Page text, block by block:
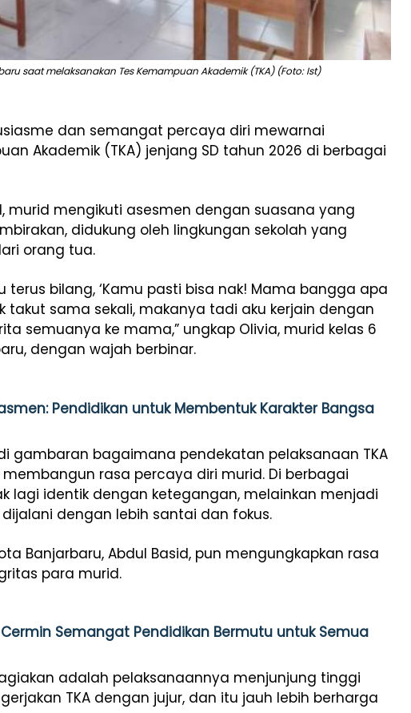
saat melaksanakan Tes Kemampuan Akademik (TKA) (Foto: Ist)
dan semangat percaya diri mewarnai
Akademik (TKA) jenjang SD tahun 2026 di berbagai
murid mengikuti asesmen dengan suasana yang
didukung oleh lingkungan sekolah yang
orang tua.
terus bilang, ‘Kamu pasti bisa nak! Mama bangga apa
takut sama sekali, makanya tadi aku kerjain dengan
semuanya ke mama,” ungkap Olivia, murid kelas 6
dengan wajah berbinar.
Pendidikan untuk Membentuk Karakter Bangsa
gambaran bagaimana pendekatan pelaksanaan TKA
rasa percaya diri murid. Di berbagai
lagi identik dengan ketegangan, melainkan menjadi
dengan lebih santai dan fokus.
Banjarbaru, Abdul Basid, pun mengungkapkan rasa
para murid.
Cermin Semangat Pendidikan Bermutu untuk Semua
adalah pelaksanaannya menjunjung tinggi
TKA dengan jujur, dan itu jauh lebih berharga